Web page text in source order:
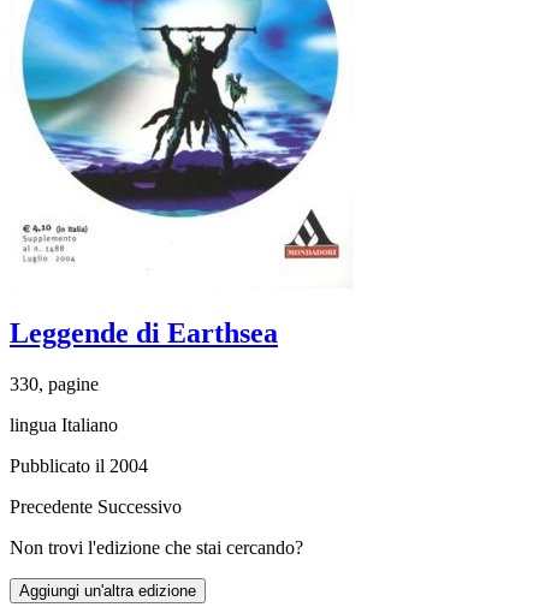
Leggende di Earthsea
330, pagine
lingua Italiano
Pubblicato il 2004
Precedente Successivo
Non trovi l'edizione che stai cercando?
Aggiungi un'altra edizione